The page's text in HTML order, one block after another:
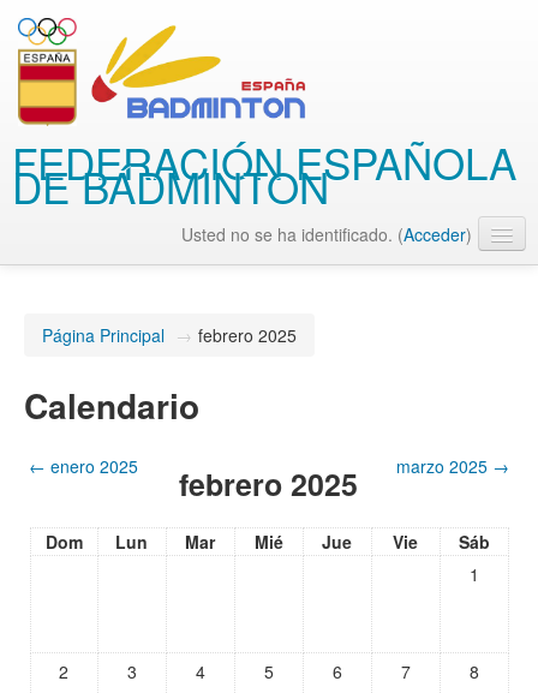
FEDERACIÓN ESPAÑOLA
DE BÁDMINTON
Usted no se ha identificado. (Acceder)
Página Principal → febrero 2025
Calendario
← enero 2025 febrero 2025 marzo 2025 →
Dom Lun Mar Mié Jue Vie
Sáb
1
2 3 4 5 6 7 8